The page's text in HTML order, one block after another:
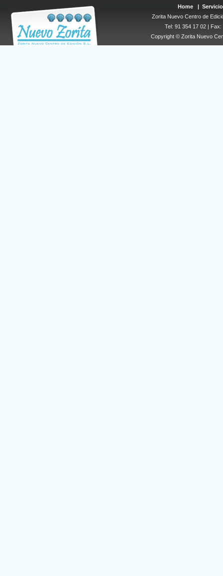
Home |
Zorita Nuevo Centro de
Tel: 91 354 17 02 |
Copyright © Zorita Nuevo